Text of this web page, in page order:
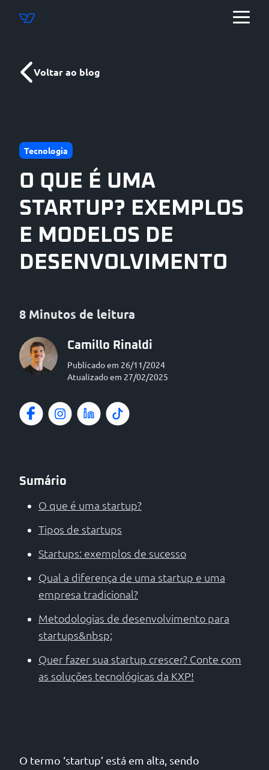
Voltar ao blog
Tecnologia
O QUE É UMA
STARTUP? EXEMPLOS
E MODELOS DE
DESENVOLVIMENTO
8 Minutos de leitura
Camillo Rinaldi
Publicado em 26/11/2024
Atualizado em 27/02/2025
Sumário
O que é uma startup?
Tipos de startups
Startups: exemplos de sucesso
Qual a diferença de uma startup e uma
empresa tradicional?
Metodologias de desenvolvimento para
startups&nbsp;
Quer fazer sua startup crescer? Conte com
as soluções tecnológicas da KXP!
O termo ‘startup’ está em alta, sendo